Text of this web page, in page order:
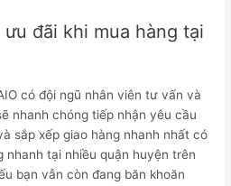
đãi khi mua hàng tại
có đội ngũ nhân viên tư vấn và
nhanh chóng tiếp nhận yêu cầu
sắp xếp giao hàng nhanh nhất có
nhanh tại nhiều quận huyện trên
bạn vẫn còn đang băn khoăn